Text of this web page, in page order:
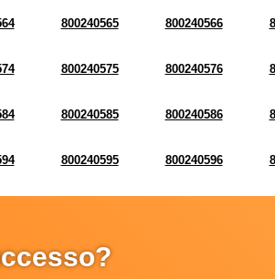
800240565 800240566
800240575 800240576
800240585 800240586
800240595 800240596